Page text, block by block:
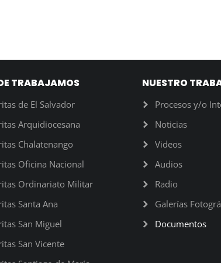
TRABAJAMOS
de El Salvador
Arquidiocesana
Chalatenango
Oficina Nacional
Ordinariato Militar
Santa Ana
San Miguel
San Vicente
NUESTRO
Procesos y/o
Noticias
Videos
Audios
Radio
Galerías
Documentos